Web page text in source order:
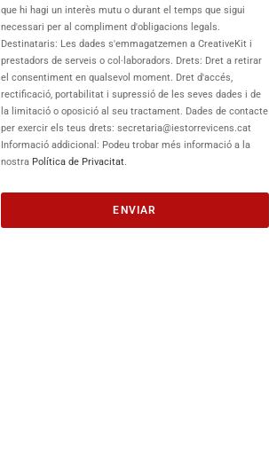
que hi hagi un interès mutu o durant el temps que sigui
necessari per al compliment d'obligacions legals.
Destinataris: Les dades s'emmagatzemen a ​CreativeKit i
prestadors de serveis o col·laboradors. Drets: Dret a retirar
el consentiment en qualsevol moment. Dret d'accés,
rectificació, portabilitat i supressió de les seves dades i de
la limitació o oposició al seu tractament. Dades de contacte
per exercir els teus drets: secretaria@iestorrevicens.cat
Informació addicional: Podeu trobar més informació a la
nostra Política de Privacitat.
ENVIAR